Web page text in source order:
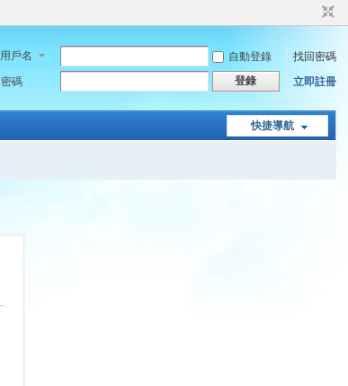
用戶名 自動登錄
找回密碼
密碼
登錄 立即註冊
快捷導航